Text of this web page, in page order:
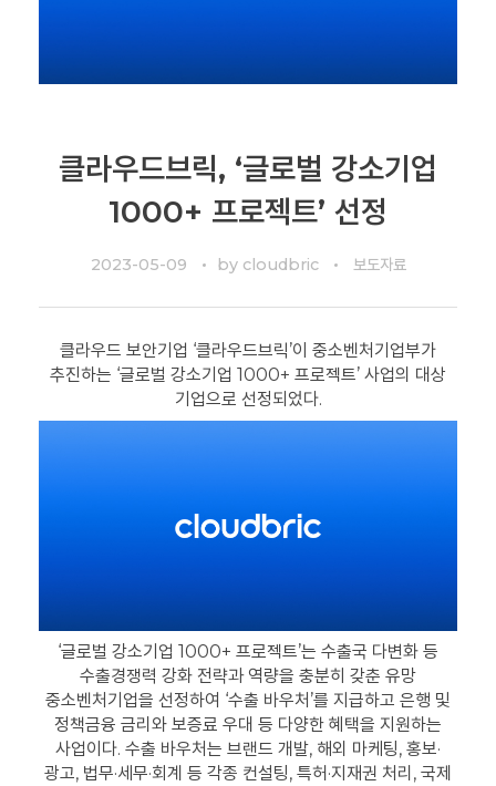
클라우드브릭, ‘글로벌 강소기업
1000+ 프로젝트’ 선정
2023-05-09 by cloudbric 보도자료
클라우드 보안기업 ‘클라우드브릭’이 중소벤처기업부가
추진하는 ‘글로벌 강소기업 1000+ 프로젝트’ 사업의 대상
기업으로 선정되었다.
‘글로벌 강소기업 1000+ 프로젝트’는 수출국 다변화 등
수출경쟁력 강화 전략과 역량을 충분히 갖춘 유망
중소벤처기업을 선정하여 ‘수출 바우처’를 지급하고 은행 및
정책금융 금리와 보증료 우대 등 다양한 혜택을 지원하는
사업이다. 수출 바우처는 브랜드 개발, 해외 마케팅, 홍보·
광고, 법무·세무·회계 등 각종 컨설팅, 특허·지재권 처리, 국제